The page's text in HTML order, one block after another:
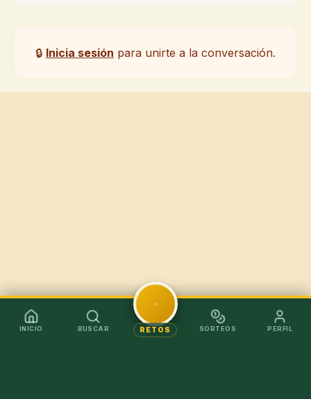
🔒 Inicia sesión para unirte a la conversación.
INICIO BUSCAR RETOS SORTEOS PERFIL